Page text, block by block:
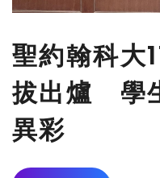
聖約翰科大
拔出爐 學
異彩